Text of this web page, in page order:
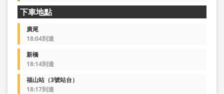
下車地點
廣尾
18:04到達
新橋
18:14到達
福山站（3號站台）
18:17到達